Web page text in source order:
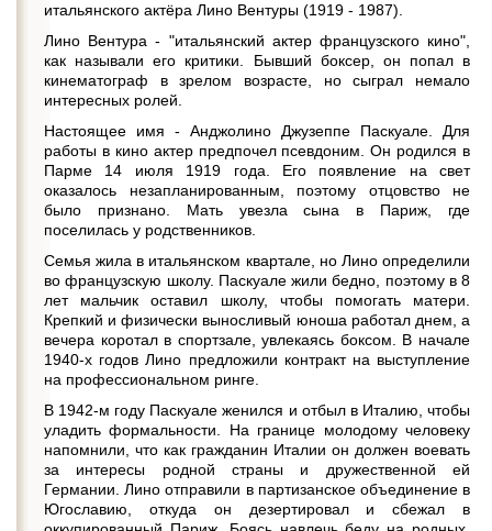
итальянского актёра Лино Вентуры (1919 - 1987).
Лино Вентура - "итальянский актер французского кино",
как называли его критики. Бывший боксер, он попал в
кинематограф в зрелом возрасте, но сыграл немало
интересных ролей.
Настоящее имя - Анджолино Джузеппе Паскуале. Для
работы в кино актер предпочел псевдоним. Он родился в
Парме 14 июля 1919 года. Его появление на свет
оказалось незапланированным, поэтому отцовство не
было признано. Мать увезла сына в Париж, где
поселилась у родственников.
Семья жила в итальянском квартале, но Лино определили
во французскую школу. Паскуале жили бедно, поэтому в 8
лет мальчик оставил школу, чтобы помогать матери.
Крепкий и физически выносливый юноша работал днем, а
вечера коротал в спортзале, увлекаясь боксом. В начале
1940-х годов Лино предложили контракт на выступление
на профессиональном ринге.
В 1942-м году Паскуале женился и отбыл в Италию, чтобы
уладить формальности. На границе молодому человеку
напомнили, что как гражданин Италии он должен воевать
за интересы родной страны и дружественной ей
Германии. Лино отправили в партизанское объединение в
Югославию, откуда он дезертировал и сбежал в